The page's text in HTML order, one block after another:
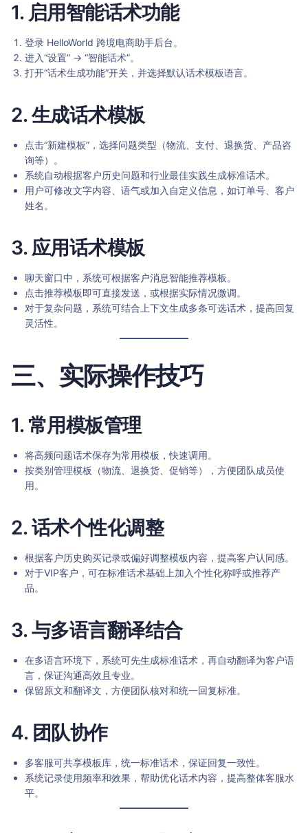
1. 启用智能话术功能
登录 HelloWorld 跨境电商助手后台。
进入“设置” → “智能话术”。
打开“话术生成功能”开关，并选择默认话术模板语言。
2. 生成话术模板
点击“新建模板”，选择问题类型（物流、支付、退换货、产品咨
询等）。
系统自动根据客户历史问题和行业最佳实践生成标准话术。
用户可修改文字内容、语气或加入自定义信息，如订单号、客户
姓名。
3. 应用话术模板
聊天窗口中，系统可根据客户消息智能推荐模板。
点击推荐模板即可直接发送，或根据实际情况微调。
对于复杂问题，系统可结合上下文生成多条可选话术，提高回复
灵活性。
三、实际操作技巧
1. 常用模板管理
将高频问题话术保存为常用模板，快速调用。
按类别管理模板（物流、退换货、促销等），方便团队成员使
用。
2. 话术个性化调整
根据客户历史购买记录或偏好调整模板内容，提高客户认同感。
对于VIP客户，可在标准话术基础上加入个性化称呼或推荐产
品。
3. 与多语言翻译结合
在多语言环境下，系统可先生成标准话术，再自动翻译为客户语
言，保证沟通高效且专业。
保留原文和翻译文，方便团队核对和统一回复标准。
4. 团队协作
多客服可共享模板库，统一标准话术，保证回复一致性。
系统记录使用频率和效果，帮助优化话术内容，提高整体客服水
平。